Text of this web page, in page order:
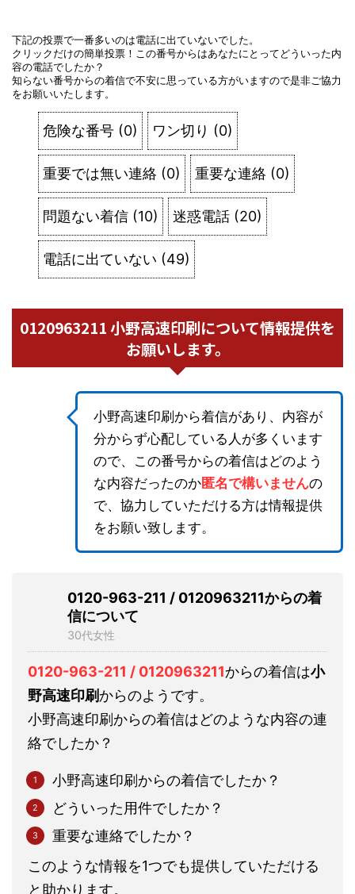
下記の投票で一番多いのは電話に出ていないでした。
クリックだけの簡単投票！この番号からはあなたにとってどういった内
容の電話でしたか？
知らない番号からの着信で不安に思っている方がいますので是非ご協力
をお願いいたします。
危険な番号 (0) ワン切り (0)
重要では無い連絡 (0) 重要な連絡 (0)
問題ない着信 (10) 迷惑電話 (20)
電話に出ていない (49)
0120963211 小野高速印刷について情報提供を
お願いします。
小野高速印刷から着信があり、内容が
分からず心配している人が多くいます
ので、この番号からの着信はどのよう
な内容だったのか匿名で構いませんの
で、協力していただける方は情報提供
をお願い致します。
0120-963-211 / 0120963211からの着
信について
30代女性
0120-963-211 / 0120963211からの着信は小
野高速印刷からのようです。
小野高速印刷からの着信はどのような内容の連
絡でしたか？
小野高速印刷からの着信でしたか？
どういった用件でしたか？
重要な連絡でしたか？
このような情報を1つでも提供していただける
と助かります。